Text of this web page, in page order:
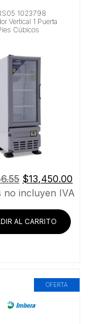
1023798
Vertical 1 Puerta
Cúbicos
El
precio
original
era:
$14,346.55.
$13,450.00
no incluyen IVA
AL CARRITO
OFERTA